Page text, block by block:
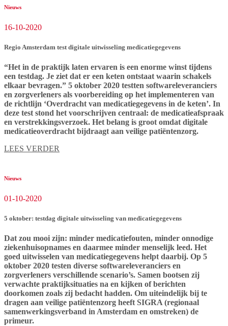
Nieuws
16-10-2020
Regio Amsterdam test digitale uitwisseling medicatiegegevens
“Het in de praktijk laten ervaren is een enorme winst tijdens
een testdag. Je ziet dat er een keten ontstaat waarin schakels
elkaar bevragen.” 5 oktober 2020 testten softwareleveranciers
en zorgverleners als voorbereiding op het implementeren van
de richtlijn ‘Overdracht van medicatiegegevens in de keten’. In
deze test stond het voorschrijven centraal: de medicatieafspraak
en verstrekkingsverzoek. Het belang is groot omdat digitale
medicatieoverdracht bijdraagt aan veilige patiëntenzorg.
LEES VERDER
Nieuws
01-10-2020
5 oktober: testdag digitale uitwisseling van medicatiegegevens
Dat zou mooi zijn: minder medicatiefouten, minder onnodige
ziekenhuisopnames en daarmee minder menselijk leed. Het
goed uitwisselen van medicatiegegevens helpt daarbij. Op 5
oktober 2020 testen diverse softwareleveranciers en
zorgverleners verschillende scenario’s. Samen bootsen zij
verwachte praktijksituaties na en kijken of berichten
doorkomen zoals zij bedacht hadden. Om uiteindelijk bij te
dragen aan veilige patiëntenzorg heeft SIGRA (regionaal
samenwerkingsverband in Amsterdam en omstreken) de
primeur.